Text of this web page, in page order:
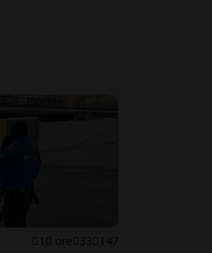
10 ore 33 147